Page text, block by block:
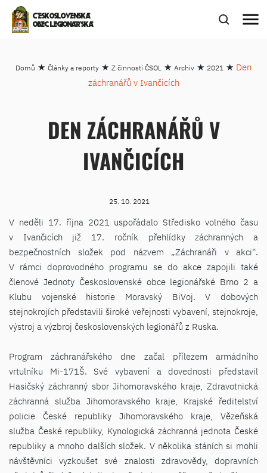
ČESKOSLOVENSKÁ
OBEC LEGIONÁŘSKÁ
menu
Domů ★ Články a reporty ★ Z činnosti ČSOL ★ Archiv ★ 2021 ★ Den
záchranářů v Ivančicích
DEN ZÁCHRANÁŘŮ V
IVANČICÍCH
25. 10. 2021
V neděli 17. října 2021 uspořádalo Středisko volného času
v Ivančicích již 17. ročník přehlídky záchranných a
bezpečnostních složek pod názvem „Záchranáři v akci“.
V rámci doprovodného programu se do akce zapojili také
členové Jednoty Československé obce legionářské Brno 2 a
Klubu vojenské historie Moravský BiVoj. V dobových
stejnokrojích představili široké veřejnosti vybavení, stejnokroje,
výstroj a výzbroj československých legionářů z Ruska.
Program záchranářského dne začal přílezem armádního
vrtulníku Mi-171Š. Své vybavení a dovednosti představil
Hasičský záchranný sbor Jihomoravského kraje, Zdravotnická
záchranná služba Jihomoravského kraje, Krajské ředitelství
policie České republiky Jihomoravského kraje, Vězeňská
služba České republiky, Kynologická záchranná jednota České
republiky a mnoho dalších složek. V několika stáních si mohli
návštěvníci vyzkoušet své znalosti zdravovědy, dopravních